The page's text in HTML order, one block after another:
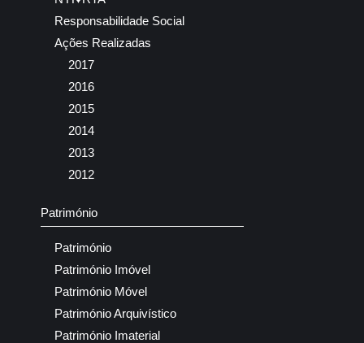
Responsabilidade Social
Ações Realizadas
2017
2016
2015
2014
2013
2012
Património
Património
Património Imóvel
Património Móvel
Património Arquivístico
Património Imaterial